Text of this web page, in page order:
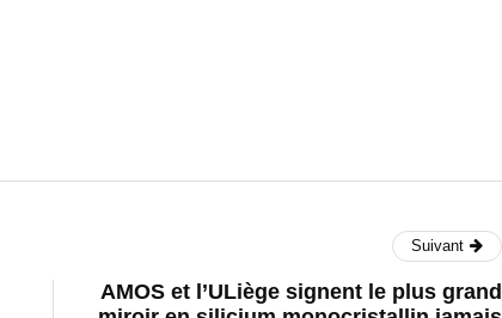
Suivant
AMOS et l’ULiège signent le plus grand